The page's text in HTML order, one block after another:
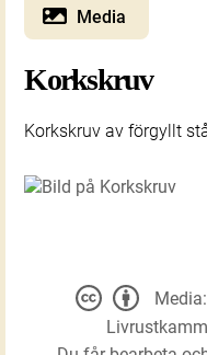
Media
Korkskruv
Korkskruv av förgyllt